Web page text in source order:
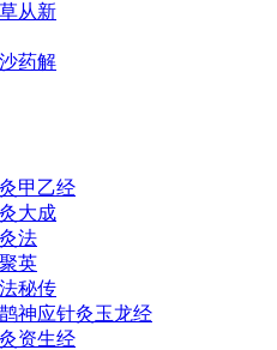
从新
药解
甲乙经
大成
法
英
秘传
神应针灸玉龙经
资生经